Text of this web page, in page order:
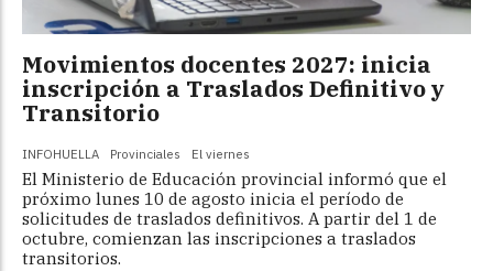
Movimientos docentes 2027: inicia
inscripción a Traslados Definitivo y
Transitorio
INFOHUELLA Provinciales El viernes
El Ministerio de Educación provincial informó que el
próximo lunes 10 de agosto inicia el período de
solicitudes de traslados definitivos. A partir del 1 de
octubre, comienzan las inscripciones a traslados
transitorios.